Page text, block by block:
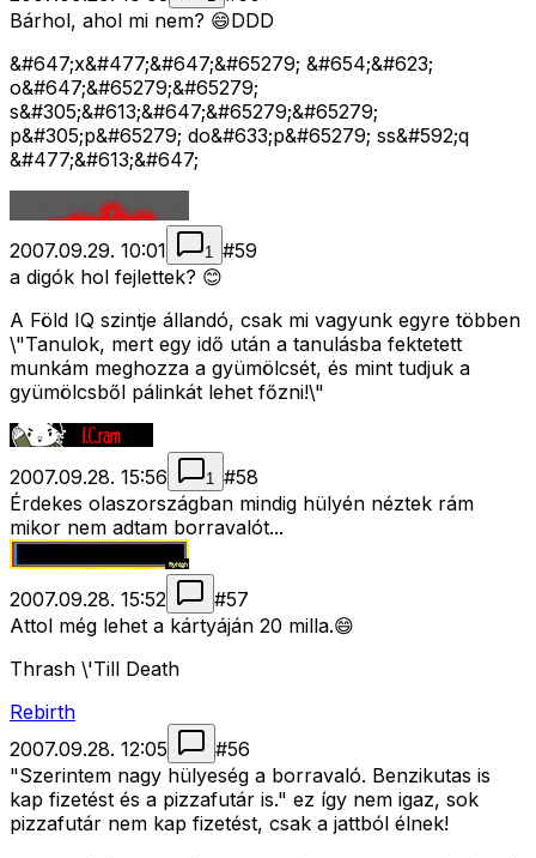
Bárhol, ahol mi nem? 😄DDD
&#647;x&#477;&#647;&#65279; &#654;&#623;
o&#647;&#65279;&#65279;
s&#305;&#613;&#647;&#65279;&#65279;
p&#305;p&#65279; do&#633;p&#65279; ss&#592;q
&#477;&#613;&#647;
2007.09.29. 10:01 1 #59
a digók hol fejlettek? 😊
A Föld IQ szintje állandó, csak mi vagyunk egyre többen
\"Tanulok, mert egy idő után a tanulásba fektetett
munkám meghozza a gyümölcsét, és mint tudjuk a
gyümölcsből pálinkát lehet főzni!\"
2007.09.28. 15:56 1 #58
Érdekes olaszországban mindig hülyén néztek rám
mikor nem adtam borravalót...
2007.09.28. 15:52 #57
Attol még lehet a kártyáján 20 milla.😄
Thrash \'Till Death
Rebirth
2007.09.28. 12:05
#56
"Szerintem nagy hülyeség a borravaló. Benzikutas is
kap fizetést és a pizzafutár is." ez így nem igaz, sok
pizzafutár nem kap fizetést, csak a jattból élnek!